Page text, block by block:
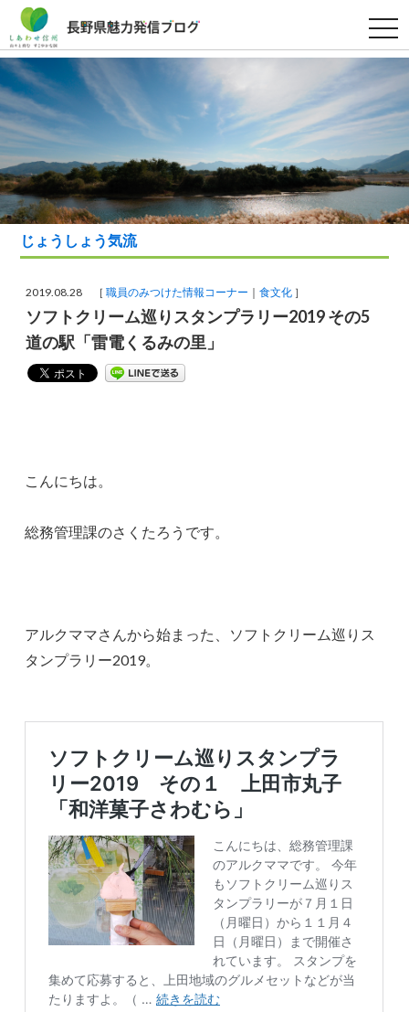
t
o
g
l
e
n
a
g
a
t
o
じょうしょう気流
2019.08.28 ［職員のみつけた情報コーナー 食文化 ］
ソフトクリーム巡りスタンプラリー2019 その5
道の駅「雷電くるみの里」
こんにちは。
総務管理課のさくたろうです。
アルクママさんから始まった、ソフトクリーム巡りス
タンプラリー2019。